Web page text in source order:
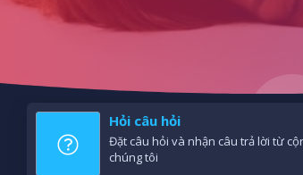
Hỏi câu hỏi
Đặt câu hỏi và nhận câu trả lời từ
chúng tôi